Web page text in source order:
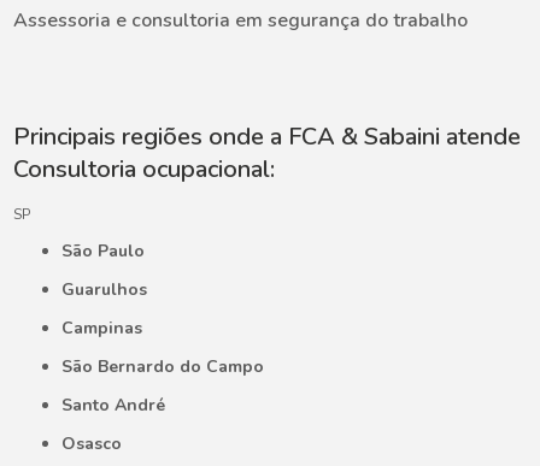
Assessoria e consultoria em segurança do trabalho
Principais regiões onde a FCA & Sabaini atende
Consultoria ocupacional:
SP
São Paulo
Guarulhos
Campinas
São Bernardo do Campo
Santo André
Osasco